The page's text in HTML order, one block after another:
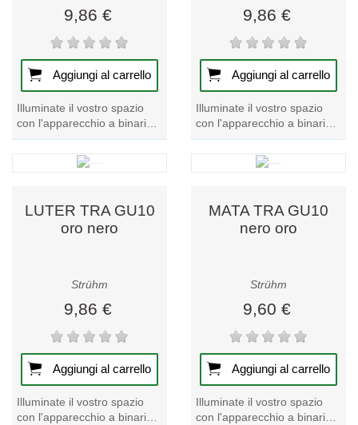
9,86 €
Aggiungi al carrello
Illuminate il vostro spazio
con l'apparecchio a binario
LUTER TRA GU10
bianco/nero. Un modello di
spicco della nostra...
9,86 €
Aggiungi al carrello
Illuminate il vostro spazio
con l'apparecchio a binario
LUTER TRA GU10 nero. Il
design elegante e moderno
incontra la...
LUTER TRA GU10
oro nero
Strühm
9,86 €
Aggiungi al carrello
Illuminate il vostro spazio
con l'apparecchio a binario
MATA TRA GU10
nero oro
Strühm
9,60 €
Aggiungi al carrello
Illuminate il vostro spazio
con l'apparecchio a binario